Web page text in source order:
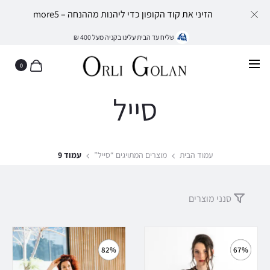
שליח עד הבית עלינו בקניה מעל 400 ₪
0
סייל
עמוד הבית מוצרים המתויגים “סייל” עמוד 9
סנני מוצרים
67%
82%
הזיני את קוד הקופון כדי ליהנות מההנחה – more5